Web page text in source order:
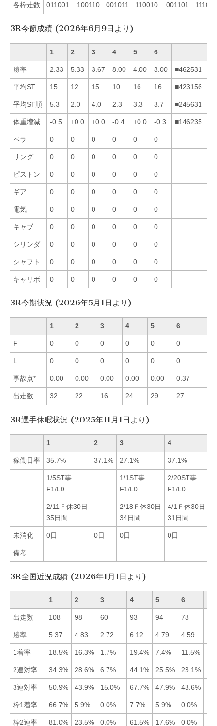
各枠走数 011001 100110 001011 110010 001101 111000
3R今節成績 (2026年6月9日より)
1 2 3 4 5 6
勝率 2.33 5.33 3.67 8.00 4.00 8.00 ■462531
平均ST 15 12 15 10 16 16 ■423156
平均ST順 5.3 2.0 4.0 2.3 3.3 3.7 ■245631
体重増減 -0.5 +0.0 +0.0 -0.4 +0.0 -0.3 ■146235
ペラ 0 0 0 0 0 0
リング 0 0 0 0 0 0
ピストン 0 0 0 0 0 0
ギア 0 0 0 0 0 0
電気 0 0 0 0 0 0
キャブ 0 0 0 0 0 0
シリンダ 0 0 0 0 0 0
シャフト 0 0 0 0 0 0
キャリボ 0 0 0 0 0 0
3R今期状況 (2026年5月1日より)
1 2 3 4 5 6
F 0 0 0 0 0 0
L 0 0 0 0 0 0
事故点* 0.00 0.00 0.00 0.00 0.00 0.37
出走数 32 22 16 24 29 27
3R選手休暇状況 (2025年11月1日より)
1 2 3 4
稼働日率 35.7% 37.1% 27.1% 37.1%
1/5ST事
F1/L0
1/1ST事
F1/L0
2/20ST事
F1/L0
2/11Ｆ休30日
35日間
2/18Ｆ休30日
34日間
4/1Ｆ休30日
31日間
未消化 0日 0日 0日 0日
備考
3R全国近況成績 (2026年1月1日より)
1 2 3 4 5 6
出走数 108 98 60 93 94 78
勝率 5.37 4.83 2.72 6.12 4.79 4.59
1着率 18.5% 16.3% 1.7% 19.4% 7.4% 11.5%
2連対率 34.3% 28.6% 6.7% 44.1% 25.5% 23.1%
3連対率 50.9% 43.9% 15.0% 67.7% 47.9% 43.6%
枠1着率 66.7% 5.9% 0.0% 7.7% 5.9% 0.0%
枠2連率 81.0% 23.5% 0.0% 61.5% 17.6% 0.0%